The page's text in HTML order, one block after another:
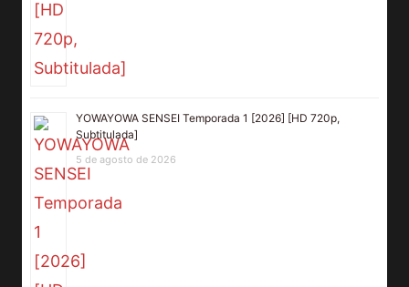
YOWAYOWA SENSEI Temporada 1 [2026] [HD 720p,
Subtitulada]
5 de agosto de 2026